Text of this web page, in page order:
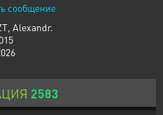
сообщение
Alexandr.
2583